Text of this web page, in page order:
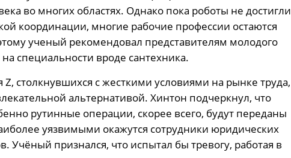
во многих областях. Однако пока роботы не достигли
координации, многие рабочие профессии остаются
ученый рекомендовал представителям молодого
специальности вроде сантехника.
столкнувшихся с жесткими условиями на рынке труда,
альтернативой. Хинтон подчеркнул, что
рутинные операции, скорее всего, будут переданы
уязвимыми окажутся сотрудники юридических
Учёный признался, что испытал бы тревогу, работая в